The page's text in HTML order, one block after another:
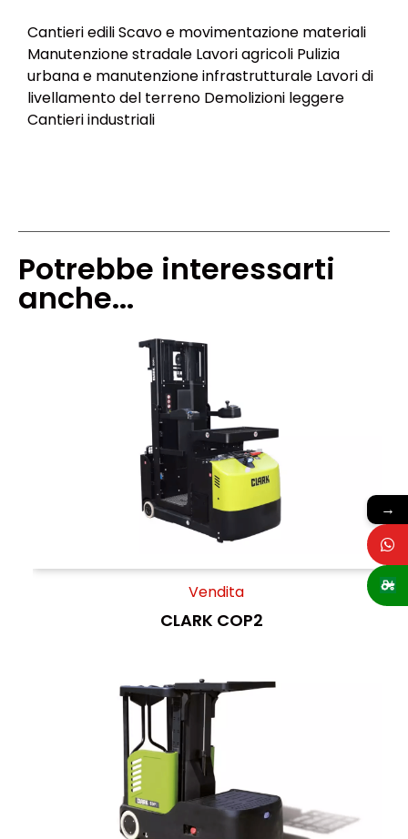
Cantieri edili Scavo e movimentazione materiali
Manutenzione stradale Lavori agricoli Pulizia
urbana e manutenzione infrastrutturale Lavori di
livellamento del terreno Demolizioni leggere
Cantieri industriali
Potrebbe interessarti
anche...
Vendita
CLARK COP2
→